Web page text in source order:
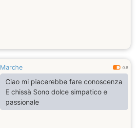
Marche 0.6
Ciao mi piacerebbe fare conoscenza
E chissà Sono dolce simpatico e
passionale